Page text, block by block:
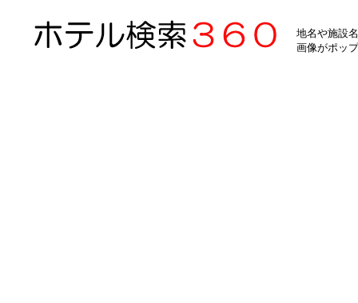
地名や施設
画像がポッ